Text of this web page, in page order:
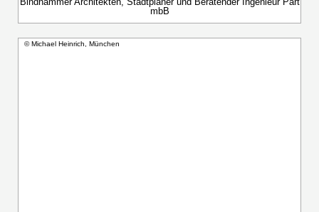
mbB
© Michael Heinrich, München